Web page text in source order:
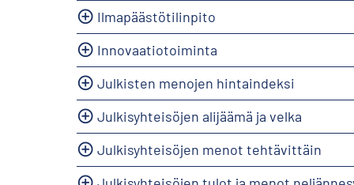
Ilmapäästötilinpito
Innovaatiotoiminta
Julkisten menojen hintaindeksi
Julkisyhteisöjen alijäämä ja velka
Julkisyhteisöjen menot tehtävittäin